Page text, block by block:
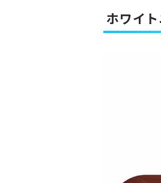
ホワイ